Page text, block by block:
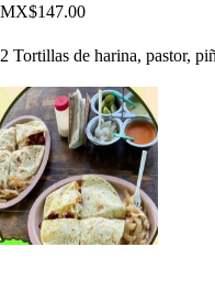
MX$147.00
2 Tortillas de harina, pastor,